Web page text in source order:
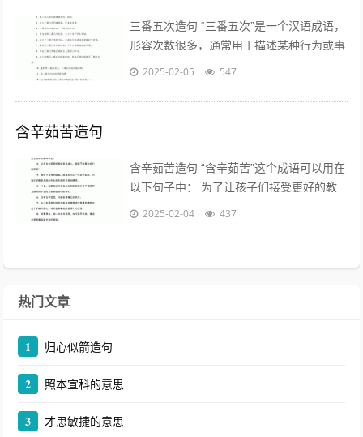
三番五次造句 “三番五次”是一个汉语成语，
形容次数很多，通常用于描述某种行为或事
件的重复发生。以下是一些使用“三番五次”
2025-02-05 547
含辛茹苦造句
含辛茹苦造句 “含辛茹苦”这个成语可以用在
以下句子中： 为了让孩子们接受更好的教
育，父母们含辛茹苦地工作，省吃俭用。
2025-02-04 437
热门文章
1 归心似箭造句
2 照本宣科的意思
3 才思敏捷的意思